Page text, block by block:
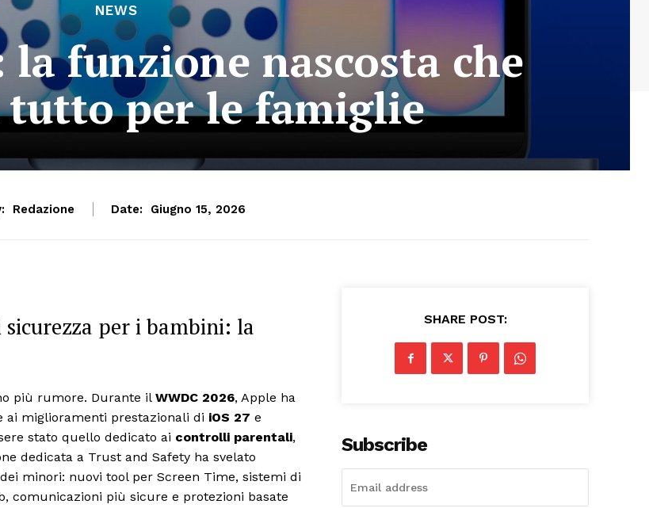
NEWS
la funzione nascosta che
tutto per le famiglie
Redazione Date: Giugno 15, 2026
per i bambini: la
più rumore. Durante il WWDC 2026, Apple ha
ai miglioramenti prestazionali di iOS 27 e
stato quello dedicato ai controlli parentali,
dedicata a Trust and Safety ha svelato
minori: nuovi tool per Screen Time, sistemi di
comunicazioni più sicure e protezioni basate
SHARE POST:
Subscribe